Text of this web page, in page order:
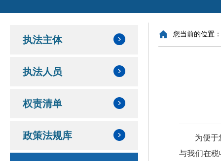
执法主体
执法人员
权责清单
政策法规库
您当前的位置
为便于
与我们在税